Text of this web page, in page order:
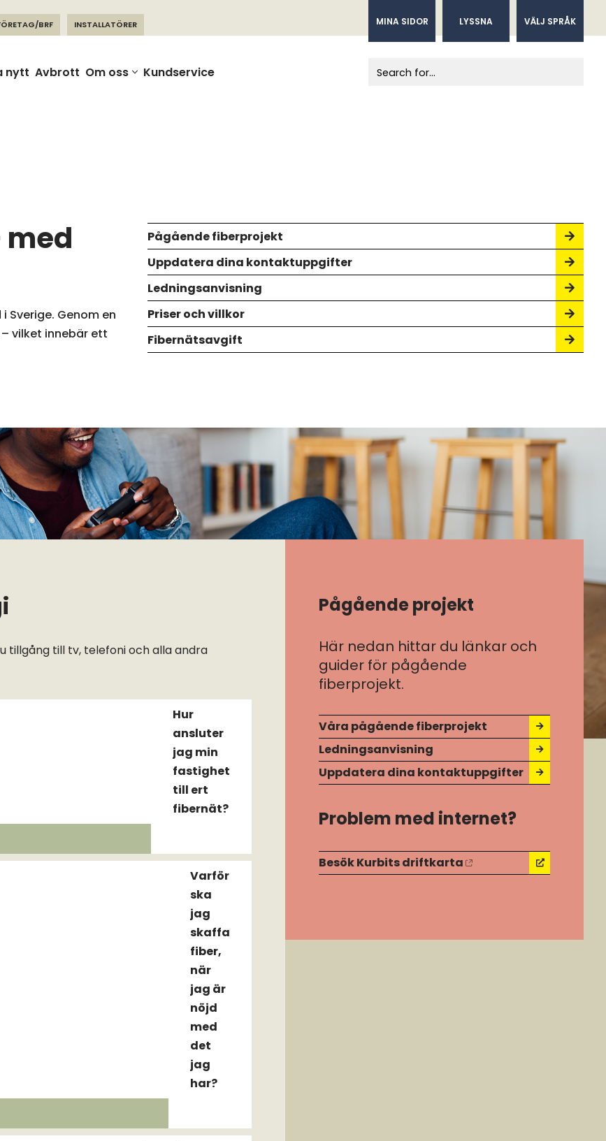
MINA SIDOR LYSSNA VÄLJ SPRÅK
BRF INSTALLATÖRER
nytt Avbrott Om oss Kundservice
med
Sverige. Genom en
vilket innebär ett
Pågående fiberprojekt
Uppdatera dina kontaktuppgifter
Ledningsanvisning
Priser och villkor
Fibernätsavgift
tillgång till tv, telefoni och alla andra
Hur
ansluter
jag min
fastighet
till ert
fibernät?
Varför
ska
jag
skaffa
fiber,
när
jag är
nöjd
med
det
jag
har?
Pågående projekt
Här nedan hittar du länkar och
guider för pågående
fiberprojekt.
Våra pågående fiberprojekt
Ledningsanvisning
Uppdatera dina kontaktuppgifter
Problem med internet?
Besök Kurbits driftkarta